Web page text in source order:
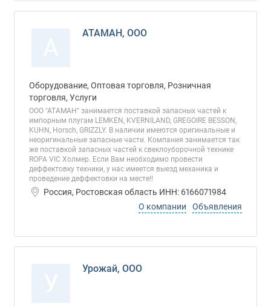
АТАМАН, ООО
Оборудование, Оптовая торговля, Розничная
торговля, Услуги
ООО "АТАМАН" занимается поставкой запасных частей к
импорным плугам LEMKEN, KVERNILAND, GREGOIRE BESSON,
KUHN, Horsch, GRIZZLY. В наличии имеются оригинальные и
неоригинальные запасные части. Компания занимается так
же поставкой запасных частей к свеклоуборочной технике
ROPA VIC Холмер. Если Вам необходимо провести
деффектовку техники, у нас имеется выезд механика и
проведение деффектовки на месте!!
Россия, Ростовская область ИНН: 6166071984
О компании
Объявления
Урожай, ООО